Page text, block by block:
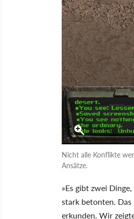
Nicht alle Konflikte
Ansätze.
»Es gibt zwei
stark betonten.
erkunden. Wir